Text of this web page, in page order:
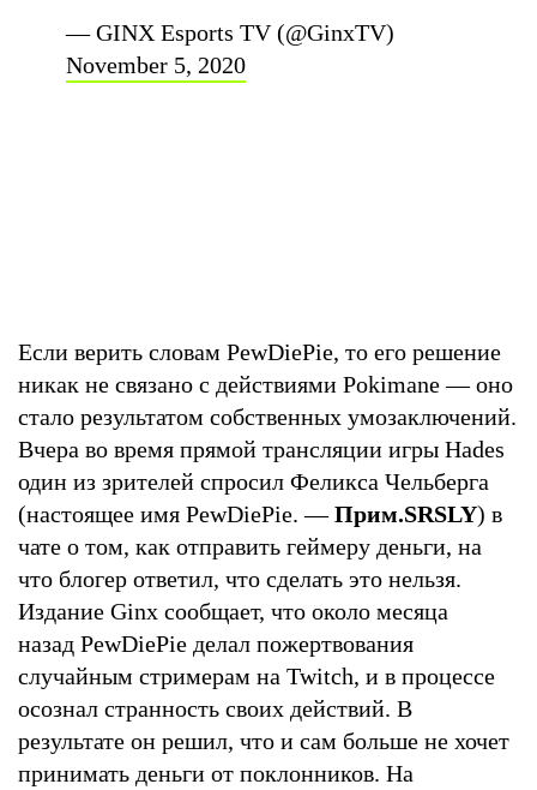
— GINX Esports TV (@GinxTV)
November 5, 2020
Если верить словам PewDiePie, то его решение
никак не связано с действиями Pokimane — оно
стало результатом собственных умозаключений.
Вчера во время прямой трансляции игры Hades
один из зрителей спросил Феликса Чельберга
(настоящее имя PewDiePie. —Прим.SRSLY) в
чате о том, как отправить геймеру деньги, на
что блогер ответил, что сделать это нельзя.
Издание Ginx сообщает, что около месяца
назад PewDiePie делал пожертвования
случайным стримерам на Twitch, и в процессе
осознал странность своих действий. В
результате он решил, что и сам больше не хочет
принимать деньги от поклонников. На